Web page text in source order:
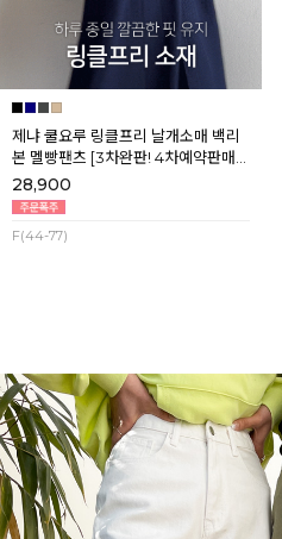
제냐 쿨요루 링클프리 날개소매 백리
본 멜빵팬츠 [3차완판! 4차예약판매]
[네이비] 8월셋째주 순차배송
28,900
F(44-77)